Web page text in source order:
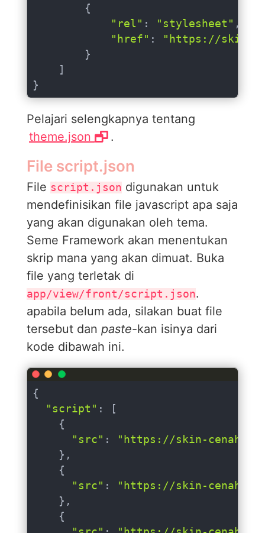
        {
"rel" : "stylesheet" ,
"href" :
"https://skin-
        }
    ]
}
Pelajari selengkapnya tentang
theme.json
.
File script.json
File script.json digunakan untuk
mendefinisikan file javascript apa saja
yang akan digunakan oleh tema.
Seme Framework akan menentukan
skrip mana yang akan dimuat. Buka
file yang terletak di
app/view/front/script.json.
apabila belum ada, silakan buat file
tersebut dan paste-kan isinya dari
kode dibawah ini.
{
"script" : [
    {
"src" :
"https://skin-
    },
    {
"src" :
"https://skin-cenah.b-
    },
    {